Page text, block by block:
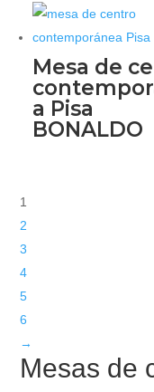
Mesa de
a Pisa
BONALDO
1
2
3
4
5
6
→
Mesas de